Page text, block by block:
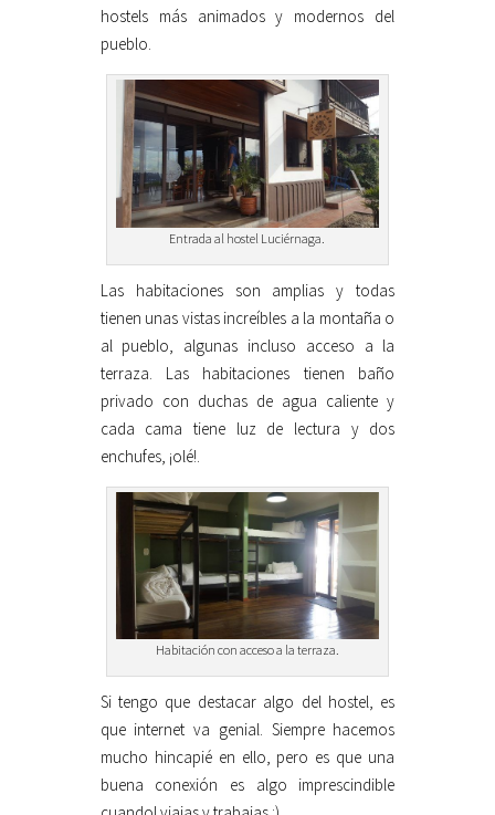
hostels más animados y modernos del
pueblo.
Entrada al hostel Luciérnaga.
Las habitaciones son amplias y todas
tienen unas vistas increíbles a la montaña o
al pueblo, algunas incluso acceso a la
terraza. Las habitaciones tienen baño
privado con duchas de agua caliente y
cada cama tiene luz de lectura y dos
enchufes, ¡olé!.
Habitación con acceso a la terraza.
Si tengo que destacar algo del hostel, es
que internet va genial. Siempre hacemos
mucho hincapié en ello, pero es que una
buena conexión es algo imprescindible